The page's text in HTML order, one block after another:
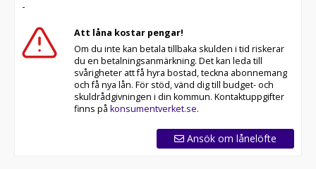
erbjuder även skräddarsydd finansiering och 14 dagars
fri försäkring från Folksam.
Se hur vi genomför våra tester här:
Telefontider:
Besökstider i butik:
-
Att låna kostar pengar!
Om du inte kan betala tillbaka skulden i tid riskerar
du en betalningsanmärkning. Det kan leda till
svårigheter att få hyra bostad, teckna abonnemang
och få nya lån. För stöd, vänd dig till budget- och
skuldrådgivningen i din kommun. Kontaktuppgifter
finns på konsumentverket.se.
Ansök om lånelöfte